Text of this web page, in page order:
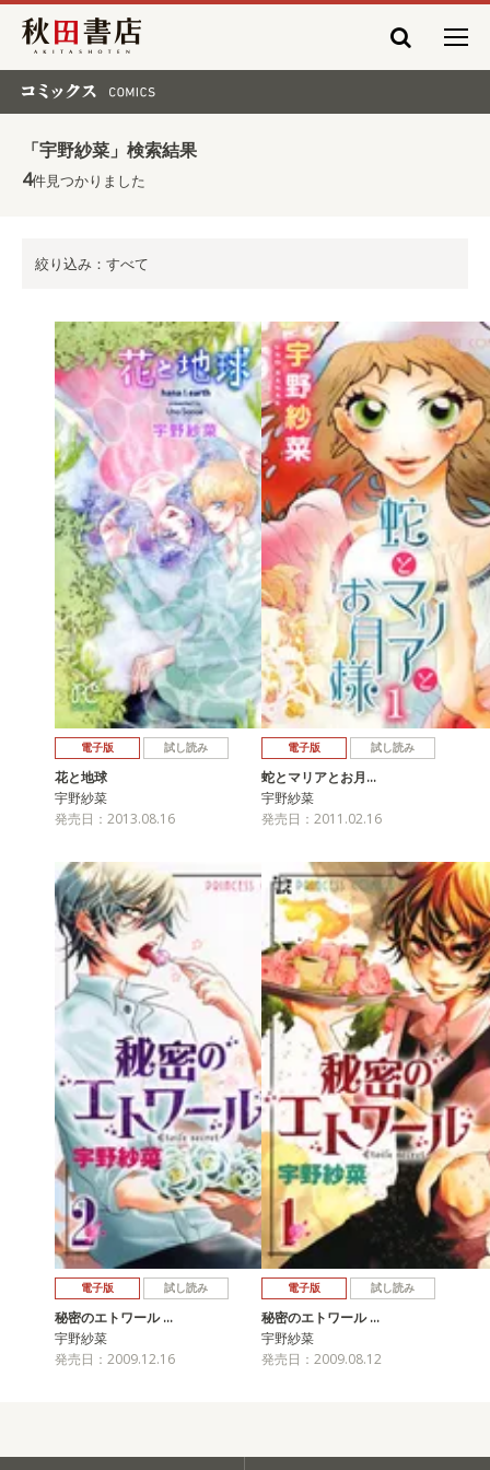
秋田書店
「宇野紗菜」検索結果
4件見つかりました
絞り込み：すべて
電子版 試し読み
花と地球
宇野紗菜
発売日：2013.08.16
電子版 試し読み
蛇とマリアとお月…
宇野紗菜
発売日：2011.02.16
電子版 試し読み
秘密のエトワール …
宇野紗菜
発売日：2009.12.16
電子版 試し読み
秘密のエトワール …
宇野紗菜
発売日：2009.08.12